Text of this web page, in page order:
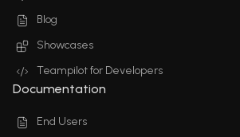
Blog
Showcases
Teampilot for Developers
Documentation
End Users